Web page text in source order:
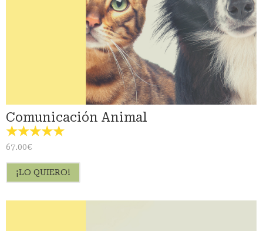
Comunicación Animal
☆☆☆☆☆
67.00€
¡LO QUIERO!